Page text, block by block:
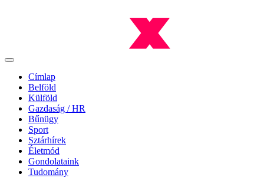
Címlap
Belföld
Külföld
Gazdaság / HR
Bűnügy
Sport
Sztárhírek
Életmód
Gondolataink
Tudomány